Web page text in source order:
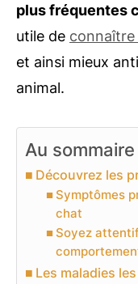
plus fréquentes
utile de connaître
et ainsi mieux
animal.
Au sommaire
Découvrez les
Symptômes
chat
Soyez
Les maladies